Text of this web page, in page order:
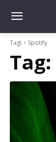
Tagi Spotify
Tag: